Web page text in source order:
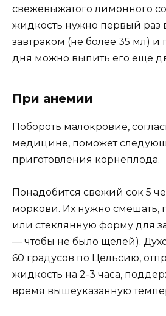
свежевыжатого лимонного
жидкость нужно первый раз
завтраком (не более 35 мл) и
дня можно выпить его еще
При анемии
Побороть малокровие,
медицине, поможет
приготовления корнеплода.
Понадобится свежий сок 5
моркови. Их нужно смешать,
или стеклянную форму для
— чтобы не было щелей).
60 градусов по Цельсию,
жидкость на 2-3 часа,
время вышеуказанную